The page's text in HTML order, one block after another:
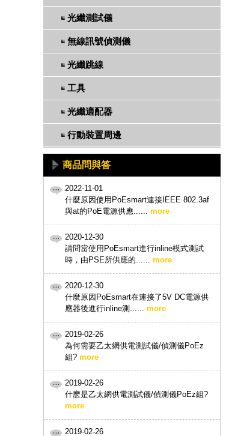
光纖測試儀
無線訊號偵測儀
光纖跳線
工具
光纖適配器
行動裝置周邊
商品問與答
2022-11-01
什麼原因使用PoEsmart連接IEEE 802.3af
與at的PoE電源供應...... more
2020-12-30
請問當使用PoEsmart進行inline模式測試
時，由PSE所供應的...... more
2020-12-30
什麼原因PoEsmart在連接了5V DC電源供
應器後進行inline測...... more
2019-02-26
為何需要乙太網供電測試儀/偵測儀PoEz
組? more
2019-02-26
什麽是乙太網供電測試儀/偵測儀PoEz組?
more
2019-02-26